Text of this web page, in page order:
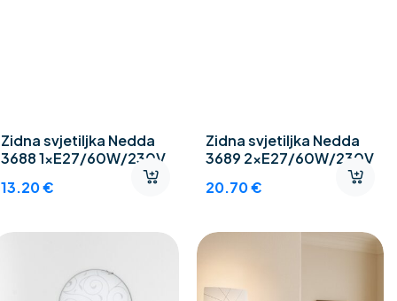
Zidna svjetiljka Nedda
3688 1xE27/60W/230V
13.20€
Zidna svjetiljka Nedda
3689 2xE27/60W/230V
20.70€